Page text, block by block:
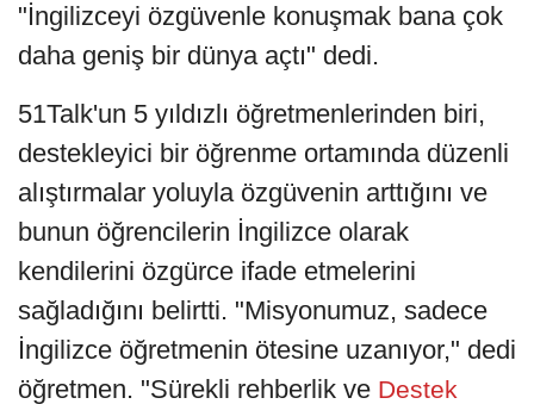
"İngilizceyi özgüvenle konuşmak bana çok
daha geniş bir dünya açtı" dedi.
51Talk'un 5 yıldızlı öğretmenlerinden biri,
destekleyici bir öğrenme ortamında düzenli
alıştırmalar yoluyla özgüvenin arttığını ve
bunun öğrencilerin İngilizce olarak
kendilerini özgürce ifade etmelerini
sağladığını belirtti. "Misyonumuz, sadece
İngilizce öğretmenin ötesine uzanıyor," dedi
öğretmen. "Sürekli rehberlik ve Destek